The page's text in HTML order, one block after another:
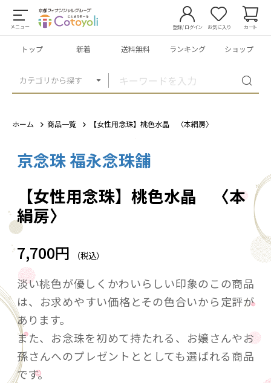
メニュー
カテゴリから探す
登録/ログイン お気に入り カート
トップ 新着 送料無料 ランキング ショップ
ホーム 商品一覧 【女性用念珠】桃色水晶 〈本絹房〉
京念珠 福永念珠舗
【女性用念珠】桃色水晶 〈本
絹房〉
7,700円 （税込）
淡い桃色が優しくかわいらしい印象のこの商品
は、お求めやすい価格とその色合いから定評が
あります。
また、お念珠を初めて持たれる、お嬢さんやお
孫さんへのプレゼントととしても選ばれる商品
です。